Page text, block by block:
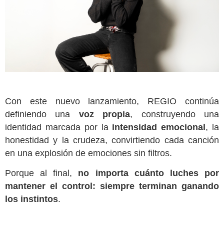
Con este nuevo lanzamiento, REGIO continúa
definiendo una
voz propia, construyendo una
identidad marcada por la intensidad emocional , la
honestidad y la crudeza, convirtiendo cada canción
en una explosión de emociones sin filtros.
Porque al final,
no importa cuánto luches por
mantener el control: siempre terminan ganando
los instintos.